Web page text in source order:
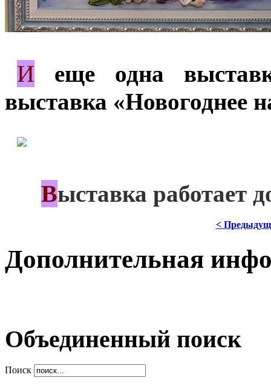
И еще одна
выставка «Новогоднее
Выставка работает
<
Дополнительная
Объединенный поиск
Поиск